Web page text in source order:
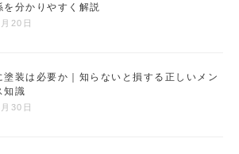
を分かりやすく解説
20日
塗装は必要か｜知らないと損する正しいメン
知識
30日